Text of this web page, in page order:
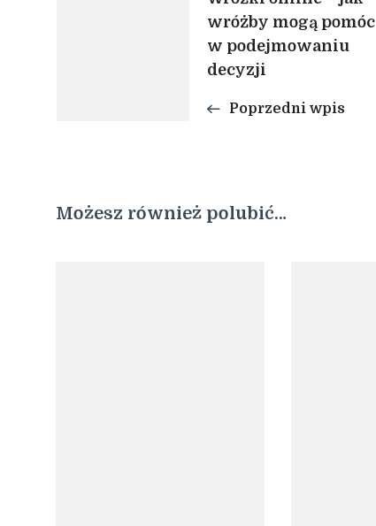
Nawigacjawróżby mogą pomóc
w podejmowaniu
decyzji
Poprzedni wpis
Możesz również polubić…